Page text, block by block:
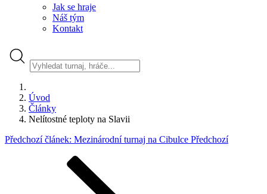
Jak se hraje
Náš tým
Kontakt
Úvod
Články
Nelítostné teploty na Slavii
Předchozí článek: Mezinárodní turnaj na Cibulce Předchozí